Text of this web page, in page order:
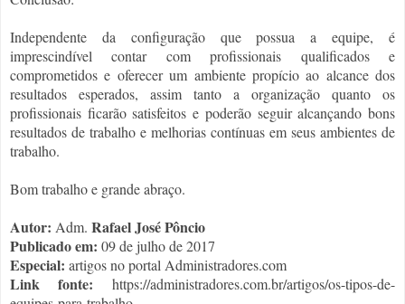
Independente da configuração que possua a equipe, é
imprescindível contar com profissionais qualificados e
comprometidos e oferecer um ambiente propício ao alcance dos
resultados esperados, assim tanto a organização quanto os
profissionais ficarão satisfeitos e poderão seguir alcançando bons
resultados de trabalho e melhorias contínuas em seus ambientes de
trabalho.
Bom trabalho e grande abraço.
Autor: Adm. Rafael José Pôncio
Publicado em: 09 de julho de 2017
Especial: artigos no portal Administradores.com
Link fonte: https://administradores.com.br/artigos/os-tipos-de-